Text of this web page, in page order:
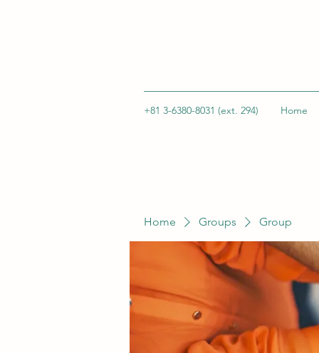
+81 3-6380-8031 (ext. 294) Home
Home Groups Group